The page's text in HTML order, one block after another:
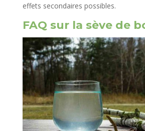
effets secondaires possibles.
FAQ sur la sève de